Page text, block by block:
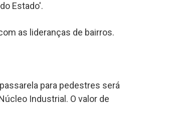
Estado'.
as lideranças de bairros.
para pedestres será
Industrial. O valor de